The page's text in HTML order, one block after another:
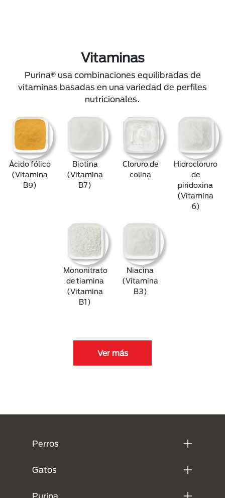
Vitaminas
Purina® usa combinaciones equilibradas de
vitaminas basadas en una variedad de perfiles
nutricionales.
Ácido fólico
(Vitamina
B9)
Biotina
(Vitamina
B7)
Cloruro de
colina
Hidrocloruro
de
piridoxina
(Vitamina
6)
Mononitrato
de tiamina
(Vitamina
B1)
Niacina
(Vitamina
B3)
Ver más
Perros
Gatos
Purina